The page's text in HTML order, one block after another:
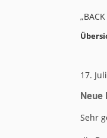
17.
Neue
Sehr